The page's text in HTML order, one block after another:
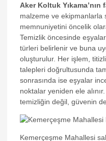
Panel
Panel
Aker Koltuk Yıkama’nın
malzeme ve ekipmanlarla
memnuniyetini öncelik
Temizlik öncesinde
türleri belirlenir ve buna
oluşturulur. Her işlem,
talepleri doğrultusunda
sonrasında ise eşyalar
noktalar yeniden ele
temizliğin değil, güvenin
Kemerçeşme Mahallesi